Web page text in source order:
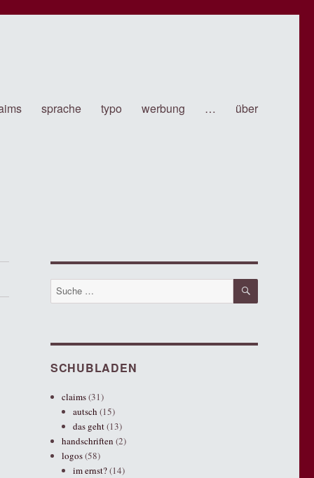
sprache typo werbung … über
Suche
nach:
SUCHE
SCHUBLADEN
claims(31)
autsch (15)
das geht(13)
handschriften (2)
logos(58)
im ernst?(14)